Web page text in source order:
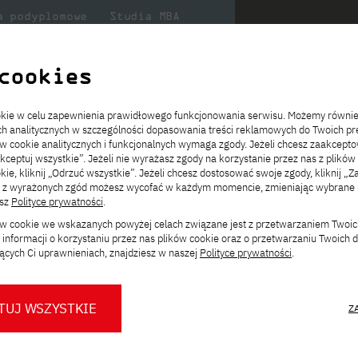
podyplomowe Studia MBA
Transfer z innej uczelni
Opłaty za studia
Redukcja czesnego
Stypendia
Dni otwarte PJATK
Wirtualny spacer po uczelni
Kalendarium wydarzeń
Konsultacje teczek SNM Kontakt
Studia stacjonarne I st. PL
Studia stacjonarne I st. EN
Studia stacjonarne II st. PL
Studia stacjonarne II st. EN
Studia niestacjonarne I st. PL
Studia niestacjonarne II st. PL
Studia niestacjonarne blended
Studia niestacjonarne blended
learning * II st. PL
* Z wykorzystaniem metod i technik
kształcenia na odległość
Wymiana z Japonią
Erasmus+
Uczelnie partnerskie
Dla studentów
Mobilność kadry
Staże w Japonii
Kontakt
O nas
JICA
Wirtualna Polska
Orange Polska
O Biurze Prasowym
polskojęzyczne
polskojęzyczne
architektów systemów, specjalistów AI,
technologii.
ścieżkę studiów:
w celu zapewnienia prawidłowego funkcjonowania serwisu. Możemy
analitycznych w szczególności dopasowania treści reklamowych do Twoich
cookie analitycznych i funkcjonalnych wymaga zgody. Jeżeli chcesz
wszystkie”. Jeżeli nie wyrażasz zgody na korzystanie przez nas z
kliknij „Odrzuć wszystkie”. Jeżeli chcesz dostosować swoje zgody, kliknij
wyrażonych zgód możesz wycofać w każdym momencie, zmieniając wybrane
Polityce prywatności.
cookie we wskazanych powyżej celach związane jest z przetwarzaniem
o korzystaniu przez nas plików cookie oraz o przetwarzaniu Twoich
Ci uprawnieniach, znajdziesz w naszej Polityce prywatności.
WSZYSTKIE